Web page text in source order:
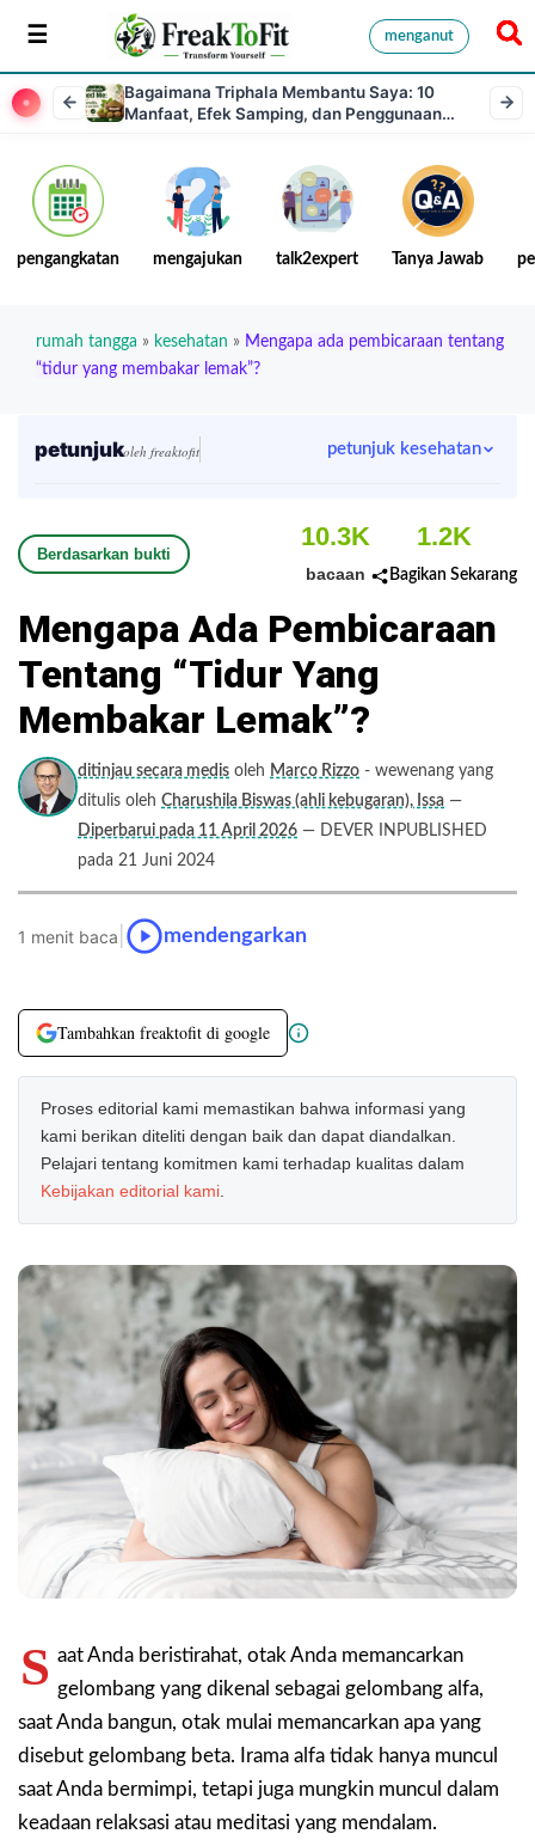
menganut
Bagaimana Triphala Membantu Saya: 10
Manfaat, Efek Samping, dan Penggunaan
pengangkatan mengajukan talk2expert Tanya Jawab
rumah tangga » kesehatan » Mengapa ada pembicaraan tentang
“tidur yang membakar lemak”?
petunjukoleh freaktofit petunjuk kesehatan
Berdasarkan bukti
10.3K
bacaan
1.2K
Bagikan Sekarang
Mengapa Ada Pembicaraan
Tentang “tidur Yang
Membakar Lemak”?
ditinjau secara medis oleh Marco Rizzo - wewenang yang
ditulis oleh Charushila Biswas (ahli kebugaran), Issa —
Diperbarui pada 11 April 2026 — DEVER INPUBLISHED
pada 21 Juni 2024
1 menit baca mendengarkan
Tambahkan freaktofit di google
Proses editorial kami memastikan bahwa informasi yang
kami berikan diteliti dengan baik dan dapat diandalkan.
Pelajari tentang komitmen kami terhadap kualitas dalam
Kebijakan editorial kami
S aat Anda beristirahat, otak Anda memancarkan
gelombang yang dikenal sebagai gelombang alfa,
saat Anda bangun, otak mulai memancarkan apa yang
disebut gelombang beta. Irama alfa tidak hanya muncul
saat Anda bermimpi, tetapi juga mungkin muncul dalam
keadaan relaksasi atau meditasi yang mendalam.